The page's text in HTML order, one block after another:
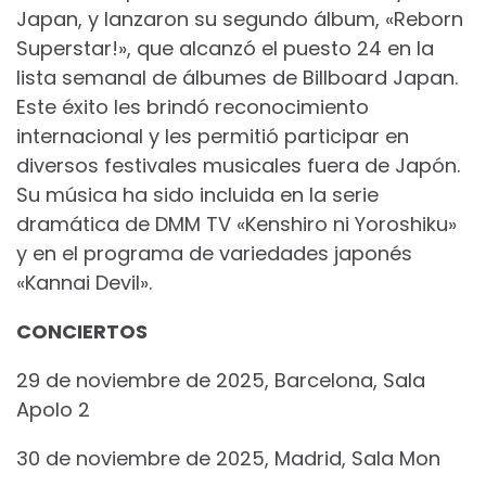
Japan, y lanzaron su segundo álbum, «Reborn
Superstar!», que alcanzó el puesto 24 en la
lista semanal de álbumes de Billboard Japan.
Este éxito les brindó reconocimiento
internacional y les permitió participar en
diversos festivales musicales fuera de Japón.
Su música ha sido incluida en la serie
dramática de DMM TV «Kenshiro ni Yoroshiku»
y en el programa de variedades japonés
«Kannai Devil».
CONCIERTOS
29 de noviembre de 2025, Barcelona, Sala
Apolo 2
30 de noviembre de 2025, Madrid, Sala Mon